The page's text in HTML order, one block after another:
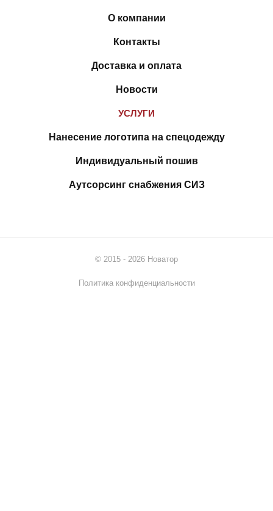
О компании
Контакты
Доставка и оплата
Новости
УСЛУГИ
Нанесение логотипа на спецодежду
Индивидуальный пошив
Аутсорсинг снабжения СИЗ
© 2015 - 2026 Новатор
Политика конфиденциальности